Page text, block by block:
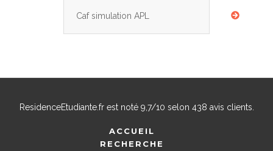
Caf simulation APL
ResidenceEtudiante.frest noté 9,7/10 selon 438 avis clients.
ACCUEIL
RECHERCHE